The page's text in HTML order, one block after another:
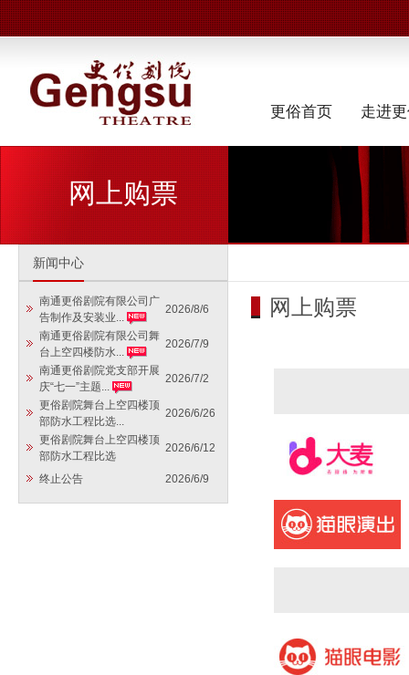
更俗首页 走进
网上购票
新闻中心
南通更俗剧院有限公司广
告制作及安装业...
2026/8/6
南通更俗剧院有限公司舞
台上空四楼防水...
2026/7/9
南通更俗剧院党支部开展
庆“七一”主题...
2026/7/2
更俗剧院舞台上空四楼顶
部防水工程比选...
2026/6/26
更俗剧院舞台上空四楼顶
部防水工程比选
2026/6/12
终止公告 2026/6/9
网上购票